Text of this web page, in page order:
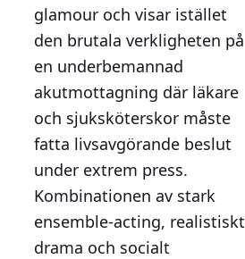
glamour och visar istället
den brutala verkligheten på
en underbemannad
akutmottagning där läkare
och sjuksköterskor måste
fatta livsavgörande beslut
under extrem press.
Kombinationen av stark
ensemble-acting, realistiskt
drama och socialt